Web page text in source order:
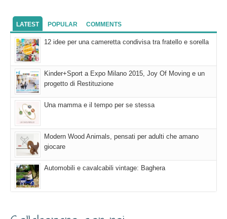
LATEST POPULAR COMMENTS
12 idee per una cameretta condivisa tra fratello e sorella
Kinder+Sport a Expo Milano 2015, Joy Of Moving e un
progetto di Restituzione
Una mamma e il tempo per se stessa
Modern Wood Animals, pensati per adulti che amano
giocare
Automobili e cavalcabili vintage: Baghera